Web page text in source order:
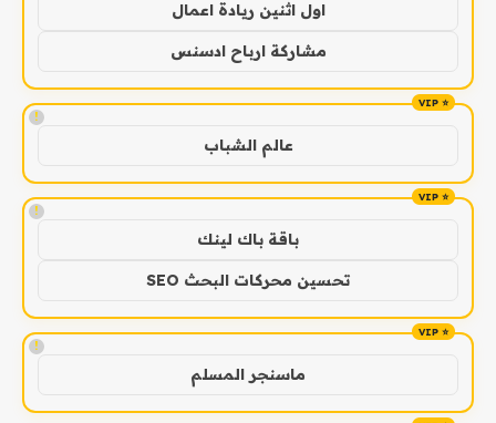
اول اثنين ريادة اعمال
مشاركة ارباح ادسنس
!
عالم الشباب
!
باقة باك لينك
تحسين محركات البحث SEO
!
ماسنجر المسلم